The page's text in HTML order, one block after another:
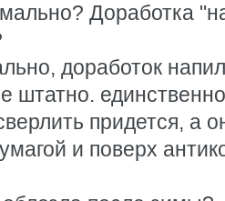
Доработка
доработок
штатно.
придется, а
и поверх